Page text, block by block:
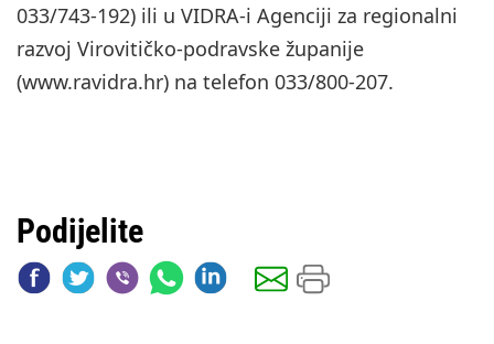
033/743-192) ili u VIDRA-i Agenciji za regionalni
razvoj Virovitičko-podravske županije
(www.ravidra.hr) na telefon 033/800-207.
Podijelite